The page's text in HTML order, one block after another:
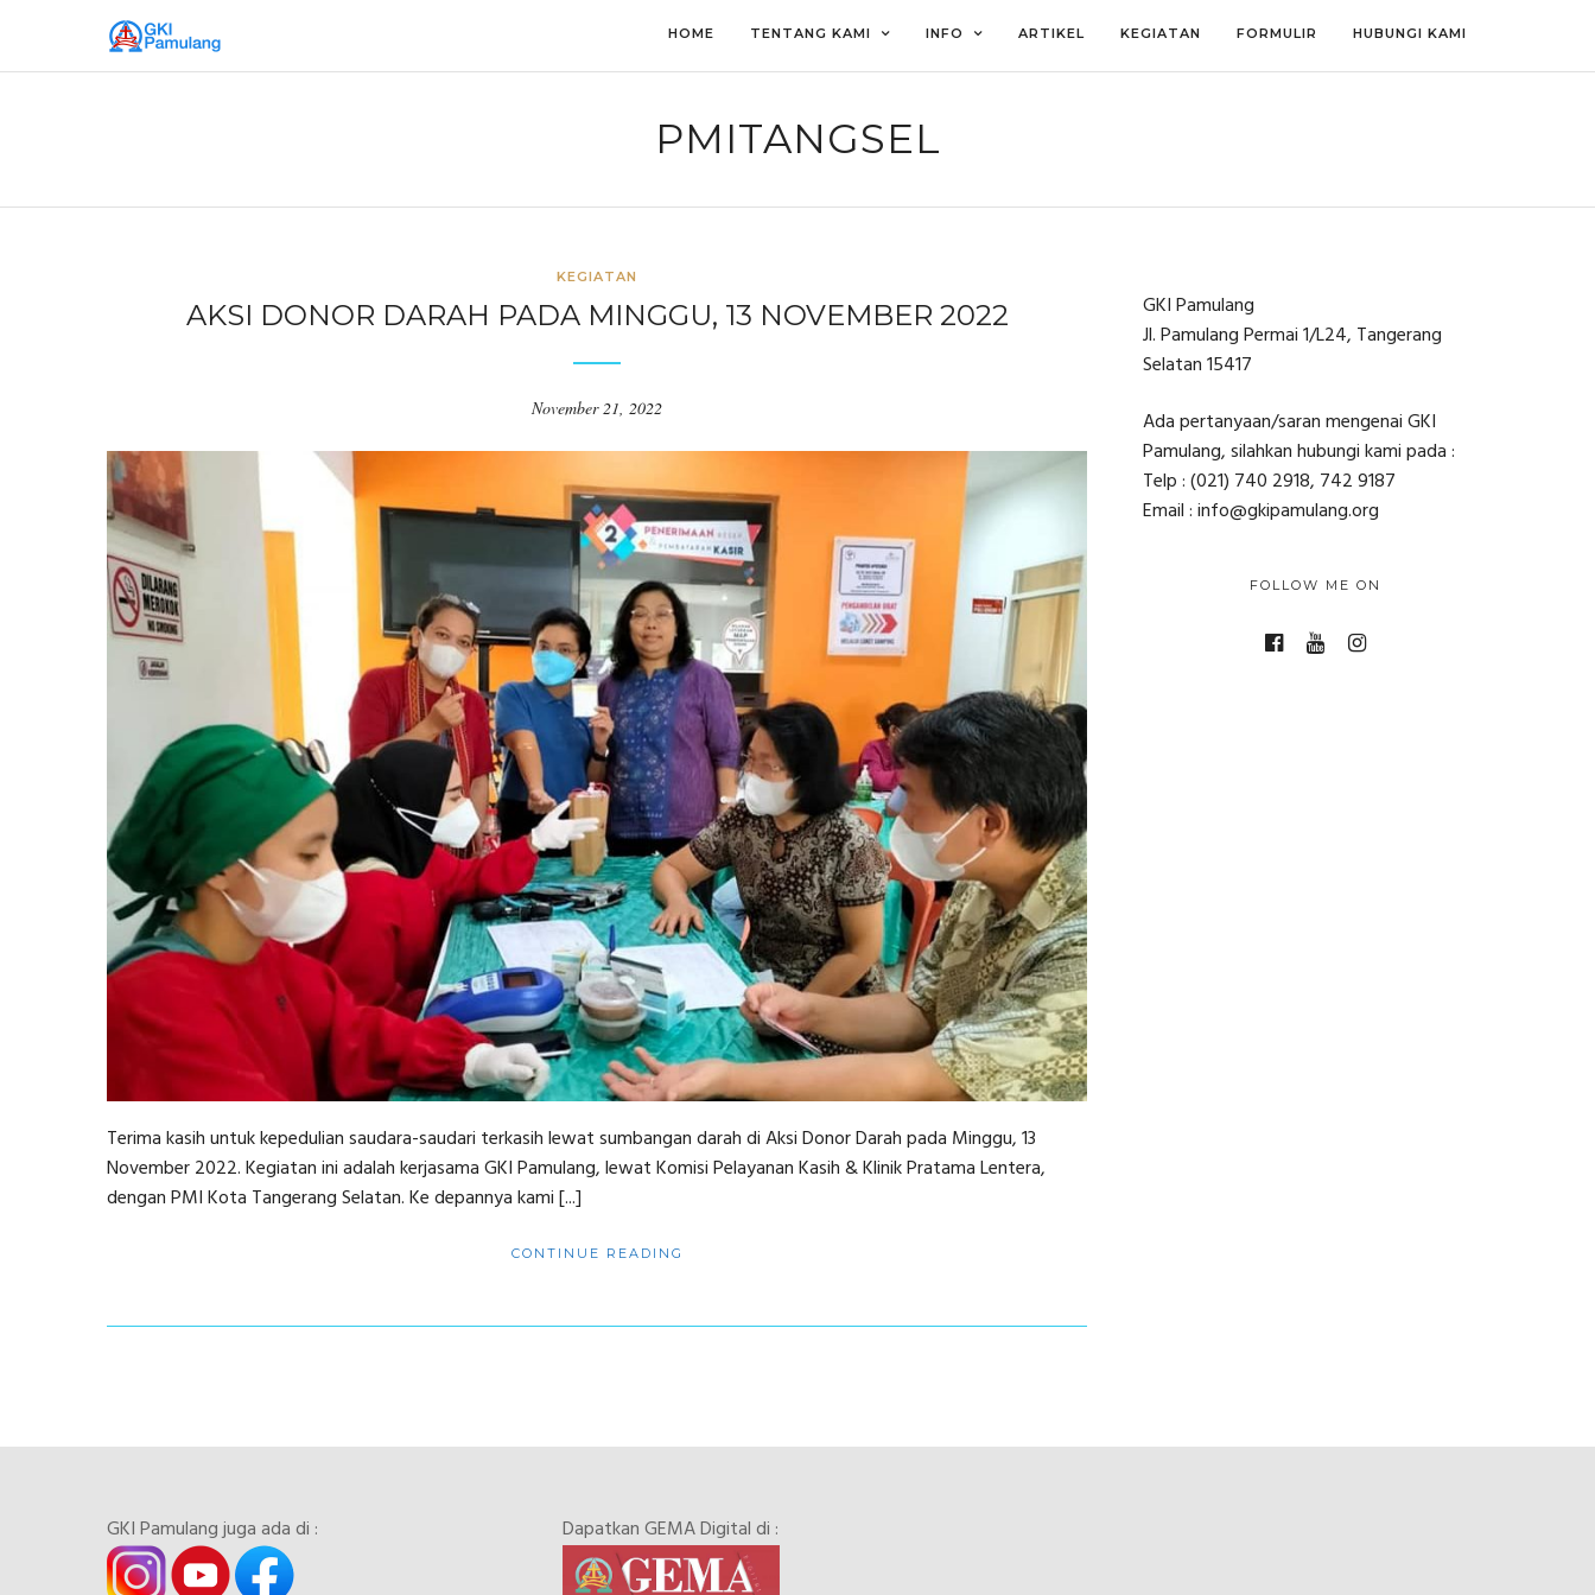
HOME TENTANG KAMI INFO ARTIKEL KEGIATAN FORMULIR HUBUNGI KAMI
PMITANGSEL
KEGIATAN
AKSI DONOR DARAH PADA MINGGU, 13 NOVEMBER 2022
November 21, 2022
Terima kasih untuk kepedulian saudara-saudari terkasih lewat sumbangan darah di Aksi Donor Darah pada Minggu, 13
November 2022. Kegiatan ini adalah kerjasama GKI Pamulang, lewat Komisi Pelayanan Kasih & Klinik Pratama Lentera,
dengan PMI Kota Tangerang Selatan. Ke depannya kami [...]
CONTINUE READING
GKI Pamulang
Jl. Pamulang Permai 1/L24, Tangerang
Selatan 15417
Ada pertanyaan/saran mengenai GKI
Pamulang, silahkan hubungi kami pada :
Telp : (021) 740 2918, 742 9187
Email : info@gkipamulang.org
FOLLOW ME ON
GKI Pamulang juga ada di : Dapatkan GEMA Digital di :